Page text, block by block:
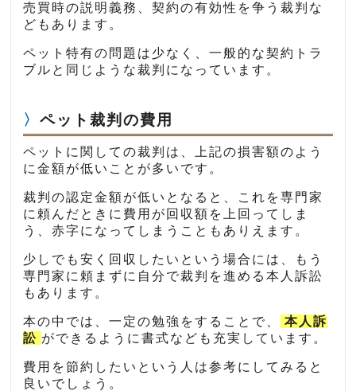
売買時の説明義務、契約の有効性を争う裁判な
どもあります。
ペット特有の問題は少なく、一般的な契約トラ
ブルと同じような裁判になっています。
ペット裁判の費用
ペットに関しての裁判は、上記の損害額のよう
に金額が低いことが多いです。
裁判の認定金額が低いとなると、これを専門家
に頼んだときに費用が回収額を上回ってしま
う、赤字になってしまうこともありえます。
少しでも安く回収したいという場合には、もう
専門家に頼まずに自分で裁判を進める本人訴訟
もあります。
本の中では、一定の勉強をすることで、
本人訴
訟 ができるように書式なども充実しています。
費用を節約したいという人は参考にしてみると
良いでしょう。